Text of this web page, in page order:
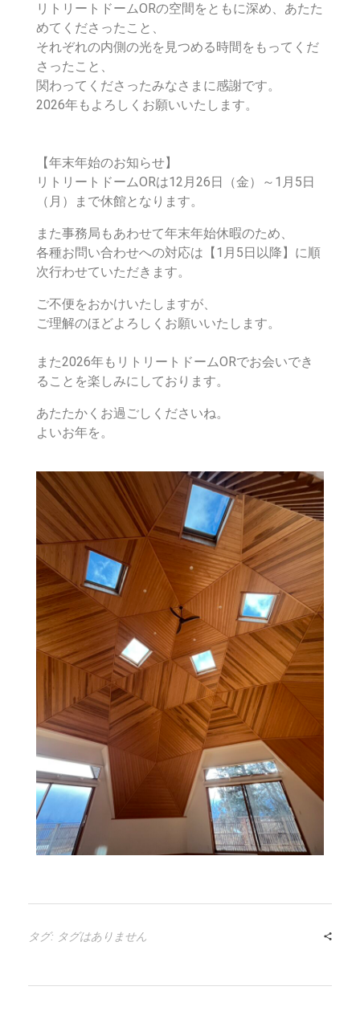
リトリートドームORの空間をともに深め、あたた
めてくださったこと、
それぞれの内側の光を見つめる時間をもってくだ
さったこと、
関わってくださったみなさまに感謝です。
2026年もよろしくお願いいたします。
【年末年始のお知らせ】
リトリートドームORは12月26日（金）～1月5日
（月）まで休館となります。
また事務局もあわせて年末年始休暇のため、
各種お問い合わせへの対応は【1月5日以降】に順
次行わせていただきます。
ご不便をおかけいたしますが、
ご理解のほどよろしくお願いいたします。
また2026年もリトリートドームORでお会いでき
ることを楽しみにしております。
あたたかくお過ごしくださいね。
よいお年を。
タグ: タグはありません